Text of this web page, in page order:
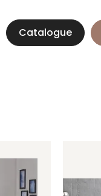
Catalogue